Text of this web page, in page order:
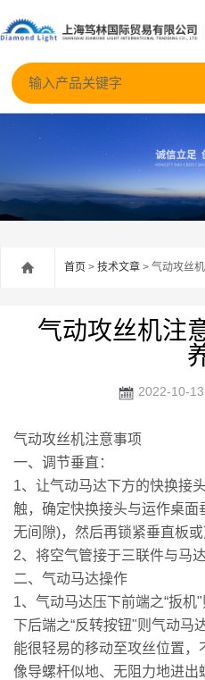
首页 > 技术文章 > 气动攻丝
气动攻丝机注
2022-10-13
气动攻丝机注意事项
一、调节垂直：
1、让气动马达下方的快换接
触，确定快换接头与运作桌面
无间隙)，然后再锁紧垂直板或
2、将空气管接于三联件与马达
二、气动马达操作
1、气动马达压下前端之“扳
下后端之“反转按钮"则气动
能很轻易的移动至攻丝位置
像导螺杆似地、无阻力地进出